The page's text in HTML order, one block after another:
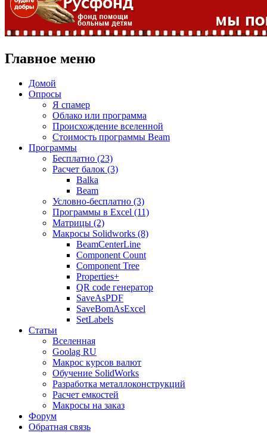
Главное меню
Домой
Опросы
Я спамер
Облако или программа
Происхождение вселенной
Стоимость программы Beam
Программы
Бесплатно (23)
Расчет балок (3)
Balka
Beam
Условно-бесплатно (3)
Программы в Excel (11)
Матрицы (2)
Макросы Solidworks (8)
BeamCenterLine
Component Count
Component Tree
Properties+
QR code генератор
SaveAsPDF
SaveBomAsExcel
SetLabels
Статьи
Вселенная
Goolag RU
Макрос курсов валют
Обучение SolidWorks
Разработка металлоконструкций
Расчет емкостей
Макросы на заказ
Форум
Обратная связь